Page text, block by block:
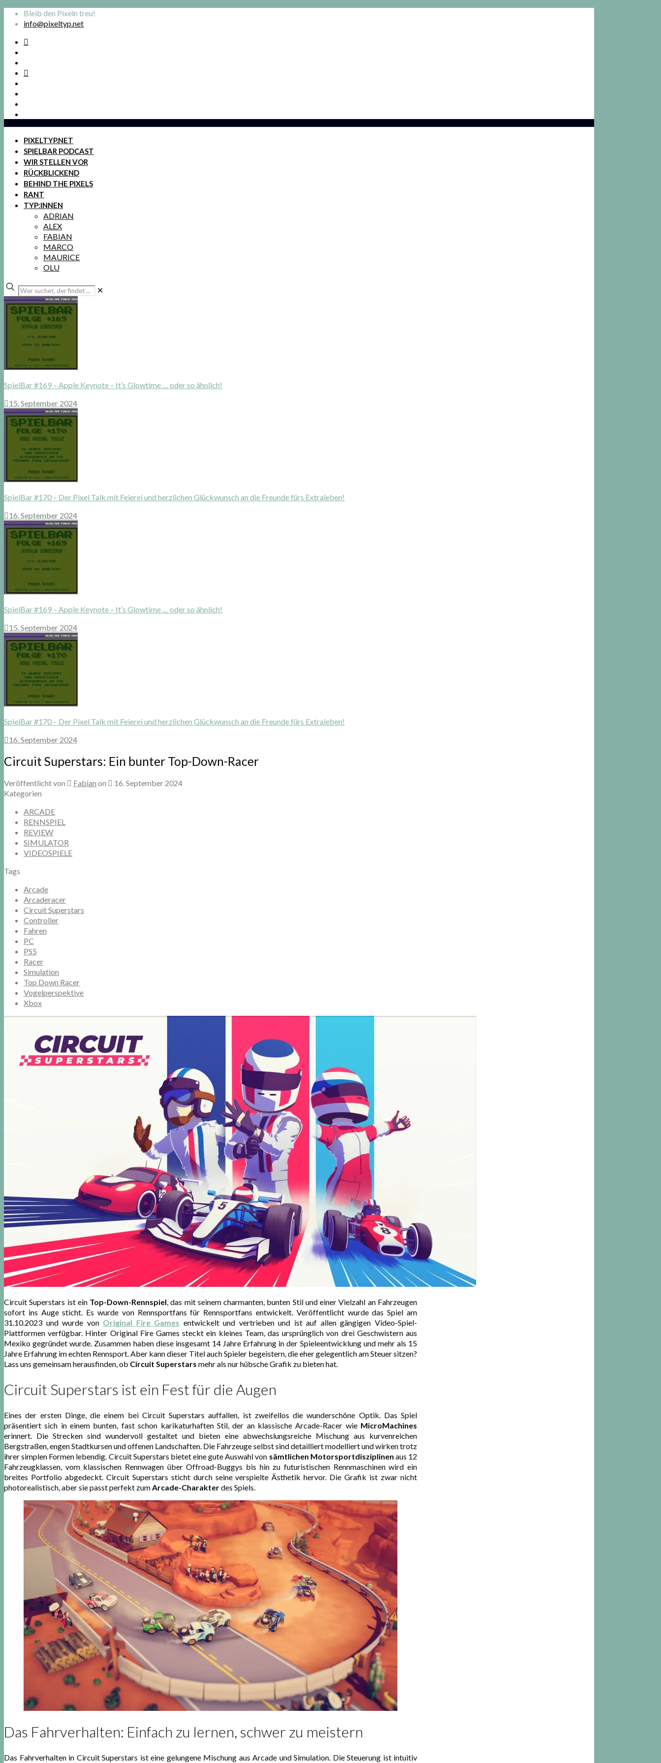
Bleib den Pixeln treu!
info@pixeltyp.net
PIXELTYP.NET
SPIELBAR PODCAST
WIR STELLEN VOR
RÜCKBLICKEND
BEHIND THE PIXELS
RANT
TYP:INNEN
ADRIAN
ALEX
FABIAN
MARCO
MAURICE
OLU
Wer
suchet,
der
findet
...
✕
SpielBar #169 – Apple Keynote – It’s Glowtime … oder so ähnlich!
15. September 2024
SpielBar #170 – Der Pixel Talk mit Feierei und herzlichen Glückwunsch an die Freunde fürs Extraleben!
16. September 2024
SpielBar #169 – Apple Keynote – It’s Glowtime … oder so ähnlich!
15. September 2024
SpielBar #170 – Der Pixel Talk mit Feierei und herzlichen Glückwunsch an die Freunde fürs Extraleben!
16. September 2024
Circuit Superstars: Ein bunter Top-Down-Racer
Veröffentlicht von Fabian on
16. September 2024
Kategorien
ARCADE
RENNSPIEL
REVIEW
SIMULATOR
VIDEOSPIELE
Tags
Arcade
Arcaderacer
Circuit Superstars
Controller
Fahren
PC
PS5
Racer
Simulation
Top Down Racer
Vogelperspektive
Xbox
Circuit Superstars ist ein Top-Down-Rennspiel , das mit seinem charmanten, bunten Stil und einer Vielzahl an Fahrzeugen
sofort ins Auge sticht. Es wurde von Rennsportfans für Rennsportfans entwickelt. Veröffentlicht wurde das Spiel am
31.10.2023 und wurde von Original Fire Games entwickelt und vertrieben und ist auf allen gängigen Video-Spiel-
Plattformen verfügbar. Hinter Original Fire Games steckt ein kleines Team, das ursprünglich von drei Geschwistern aus
Mexiko gegründet wurde. Zusammen haben diese insgesamt 14 Jahre Erfahrung in der Spieleentwicklung und mehr als 15
Jahre Erfahrung im echten Rennsport. Aber kann dieser Titel auch Spieler begeistern, die eher gelegentlich am Steuer sitzen?
Lass uns gemeinsam herausfinden, ob Circuit Superstars mehr als nur hübsche Grafik zu bieten hat.
Circuit Superstars ist ein Fest für die Augen
Eines der ersten Dinge, die einem bei Circuit Superstars auffallen, ist zweifellos die wunderschöne Optik. Das Spiel
präsentiert sich in einem bunten, fast schon karikaturhaften Stil, der an klassische Arcade-Racer wie MicroMachines
erinnert. Die Strecken sind wundervoll gestaltet und bieten eine abwechslungsreiche Mischung aus kurvenreichen
Bergstraßen, engen Stadtkursen und offenen Landschaften. Die Fahrzeuge selbst sind detailliert modelliert und wirken trotz
ihrer simplen Formen lebendig. Circuit Superstars bietet eine gute Auswahl von sämtlichen Motorsportdisziplinen aus 12
Fahrzeugklassen, vom klassischen Rennwagen über Offroad-Buggys bis hin zu futuristischen Rennmaschinen wird ein
breites Portfolio abgedeckt. Circuit Superstars sticht durch seine verspielte Ästhetik hervor. Die Grafik ist zwar nicht
photorealistisch, aber sie passt perfekt zumArcade-Charakterdes Spiels.
Das Fahrverhalten: Einfach zu lernen, schwer zu meistern
Das Fahrverhalten in Circuit Superstars ist eine gelungene Mischung aus Arcade und Simulation. Die Steuerung ist intuitiv